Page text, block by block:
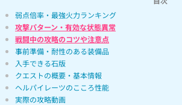
弱点倍率・最強火力ランキング
攻撃パターン・有効な状態異常
戦闘中の攻略のコツや注意点
事前準備・耐性のある装備品
入手できる石版
クエストの概要・基本情報
ヘルパイレーツのこころ性能
実際の攻略動画